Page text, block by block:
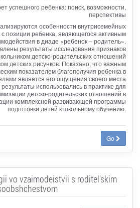
успешного ребенка: поиск, возможности,
перспективы
особенности внутрисемейных
позиции ребенка, являющегося активным
в диаде «ребенок – родитель».
результаты исследования признаков
детско-родительских отношений
детских рисунков. Показано, что важным
показателем благополучия ребенка в
является его ощущения своего места
использовались в практике для
детско-родительских отношений в
комплексной развивающей программы
подготовки детей к школьному обучению.
Go
vo vzaimodeistvii s roditel'skim